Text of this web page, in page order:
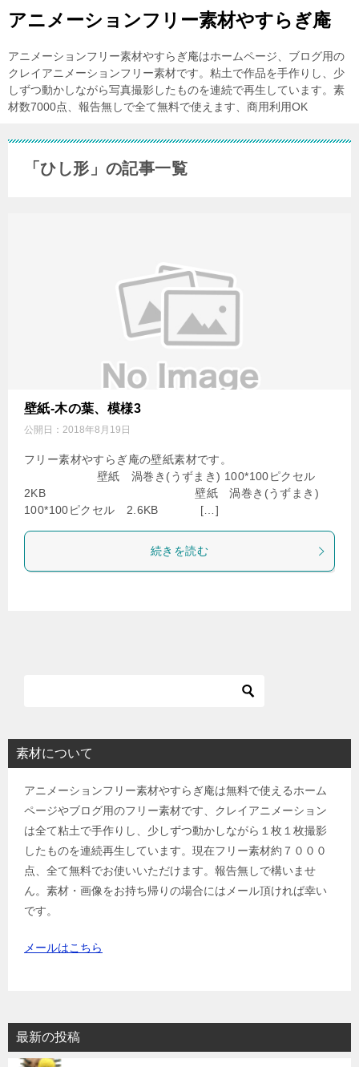
アニメーションフリー素材やすらぎ庵
アニメーションフリー素材やすらぎ庵はホームページ、ブログ用の
クレイアニメーションフリー素材です。粘土で作品を手作りし、少
しずつ動かしながら写真撮影したものを連続で再生しています。素
材数7000点、報告無しで全て無料で使えます、商用利用OK
「ひし形」の記事一覧
壁紙-木の葉、模様3
公開日： 2018年8月19日
フリー素材やすらぎ庵の壁紙素材です。
壁紙 渦巻き(うずまき) 100*100ピクセル
2KB 壁紙 渦巻き(うずまき)
100*100ピクセル 2.6KB […]
続きを読む
素材について
アニメーションフリー素材やすらぎ庵は無料で使えるホーム
ページやブログ用のフリー素材です、クレイアニメーション
は全て粘土で手作りし、少しずつ動かしながら１枚１枚撮影
したものを連続再生しています。現在フリー素材約７０００
点、全て無料でお使いいただけます。報告無しで構いませ
ん。素材・画像をお持ち帰りの場合にはメール頂ければ幸い
です。
メールはこちら
最新の投稿